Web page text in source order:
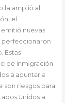
la amplió al
el
nuevas
perfeccionaron
Estas
de Inmigración
a apuntar a
son riesgos para
Unidos a